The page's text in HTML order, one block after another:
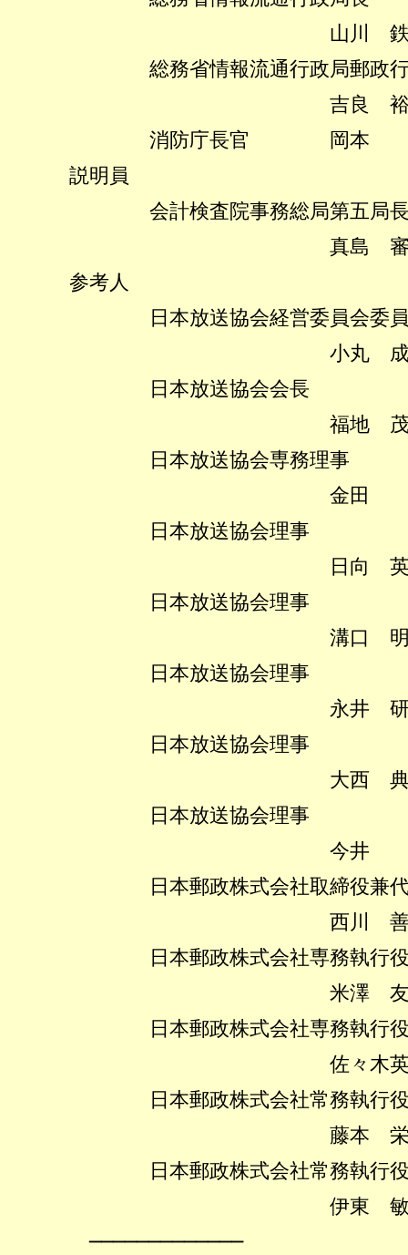
山川 鉄郎
総務省情報流通行政局郵政行
吉良 裕臣
消防庁長官 岡本
説明員
会計検査院事務総局第五局
真島 審一
参考人
日本放送協会経営委員会委員
小丸 成洋
日本放送協会会長
福地 茂雄
日本放送協会専務理事
金田 新
日本放送協会理事
日向 英実
日本放送協会理事
溝口 明秀
日本放送協会理事
永井 研二
日本放送協会理事
大西 典良
日本放送協会理事
今井 環
日本郵政株式会社取締役兼代表
西川 善文
日本郵政株式会社専務執行
米澤 友宏
日本郵政株式会社専務執行
佐々木英治
日本郵政株式会社常務執行
藤本 栄助
日本郵政株式会社常務執行
伊東 敏朗
─────────────